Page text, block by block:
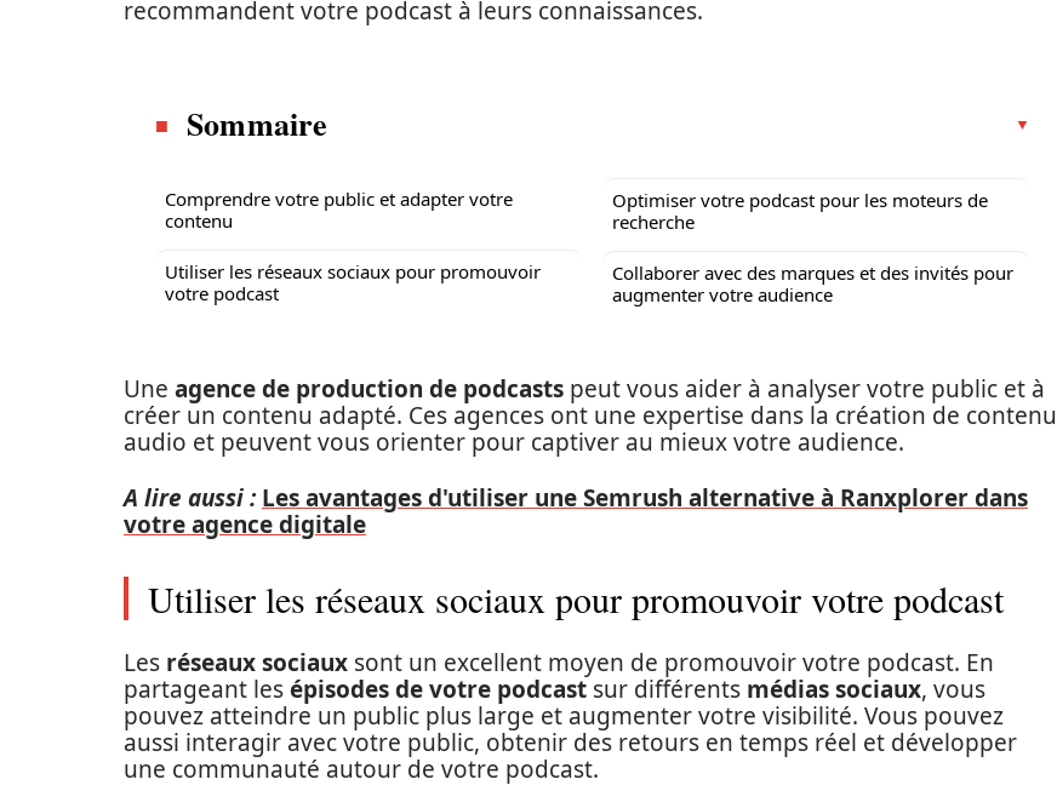
recommandent votre podcast à leurs connaissances.
Sommaire
Comprendre votre public et adapter votre
contenu
Utiliser les réseaux sociaux pour promouvoir
votre podcast
Optimiser votre podcast pour les moteurs de
recherche
Collaborer avec des marques et des invités pour
augmenter votre audience
Une agence de production de podcasts peut vous aider à analyser votre public et à
créer un contenu adapté. Ces agences ont une expertise dans la création de contenu
audio et peuvent vous orienter pour captiver au mieux votre audience.
A lire aussi : Les avantages d'utiliser une Semrush alternative à Ranxplorer dans
votre agence digitale
Utiliser les réseaux sociaux pour promouvoir votre podcast
Les réseaux sociaux sont un excellent moyen de promouvoir votre podcast. En
partageant lesépisodes de votre podcast sur différents médias sociaux, vous
pouvez atteindre un public plus large et augmenter votre visibilité. Vous pouvez
aussi interagir avec votre public, obtenir des retours en temps réel et développer
une communauté autour de votre podcast.